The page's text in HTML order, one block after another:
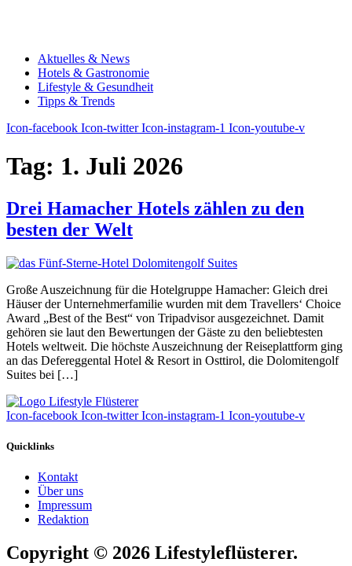
Aktuelles & News
Hotels & Gastronomie
Lifestyle & Gesundheit
Tipps & Trends
Icon-facebook Icon-twitter Icon-instagram-1 Icon-youtube-v
Tag: 1. Juli 2026
Drei Hamacher Hotels zählen zu den
besten der Welt
Große Auszeichnung für die Hotelgruppe Hamacher: Gleich drei
Häuser der Unternehmerfamilie wurden mit dem Travellers‘ Choice
Award „Best of the Best“ von Tripadvisor ausgezeichnet. Damit
gehören sie laut den Bewertungen der Gäste zu den beliebtesten
Hotels weltweit. Die höchste Auszeichnung der Reiseplattform ging
an das Defereggental Hotel & Resort in Osttirol, die Dolomitengolf
Suites bei […]
Icon-facebook Icon-twitter Icon-instagram-1 Icon-youtube-v
Quicklinks
Kontakt
Über uns
Impressum
Redaktion
Copyright © 2026 Lifestyleflüsterer.